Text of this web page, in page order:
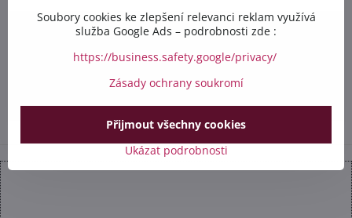
+420 412 528 367
+420 602 284 314
Soubory cookies ke zlepšení relevanci reklam využívá
služba Google Ads – podrobnosti zde :
https://business.safety.google/privacy/
Zásady ochrany soukromí
Ukázat podrobnosti
Přijmout všechny cookies